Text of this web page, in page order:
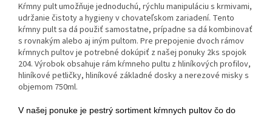
Kŕmny pult umožňuje jednoduchú, rýchlu manipuláciu s krmivami,
udržanie čistoty a hygieny v chovateľskom zariadení. Tento
kŕmny pult sa dá použiť samostatne, prípadne sa dá kombinovať
s rovnakým alebo aj iným pultom. Pre prepojenie dvoch rámov
kŕmnych pultov je potrebné dokúpiť z našej ponuky 2ks spojok
204. Výrobok obsahuje rám kŕmneho pultu z hliníkových profilov,
hliníkové petličky, hliníkové základné dosky a nerezové misky s
objemom 750ml.
V našej ponuke je pestrý sortiment kŕmnych pultov čo do